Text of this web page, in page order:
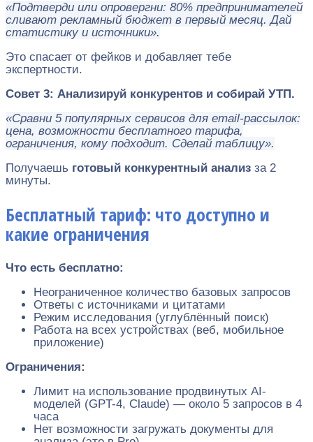
«Подтверди или опровергни: 80% предпринимателей
сливают рекламный бюджет в первый месяц. Дай
статистику и источники».
Это спасает от фейков и добавляет тебе
экспертности.
Совет 3: Анализируй конкурентов и собирай УТП.
«Сравни 5 популярных сервисов для email-рассылок:
цена, возможности бесплатного тарифа,
ограничения, кому подходит. Сделай таблицу».
Получаешь готовый конкурентный анализ за 2
минуты.
Бесплатный тариф: что доступно и
какие ограничения
Что есть бесплатно:
Неограниченное количество базовых запросов
Ответы с источниками и цитатами
Режим исследования (углублённый поиск)
Работа на всех устройствах (веб, мобильное
приложение)
Ограничения:
Лимит на использование продвинутых AI-
моделей (GPT-4, Claude) — около 5 запросов в 4
часа
Нет возможности загружать документы для